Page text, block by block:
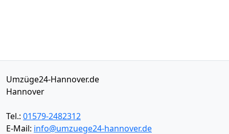
Umzüge24-Hannover.de
Hannover
Tel.: 01579-2482312
E-Mail: info@umzuege24-hannover.de